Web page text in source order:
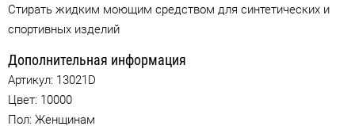
Стирать жидким моющим средством для синтетических и
спортивных изделий
Дополнительная информация
Артикул: 13021D
Цвет: 10000
Пол: Женщинам